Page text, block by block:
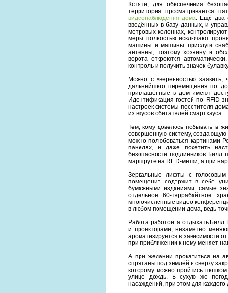
Кстати, для обеспечения
территория просматривается
видеонаблюдения дома . Ещё два
введённых в базу данных, и
метровых колоннах,
меры полностью исключают
машины и машины прислуги
антенны, поэтому хозяину и
ворота откроются
контроль и получить значок-
Можно с уверенностью
дальнейшего перемещения по
приглашённые в дом имеют
Идентификация гостей по RFID-
настроек системы посетителя
из вкусов обитателей смартхауса.
Тем, кому довелось побывать в
совершенную систему, создающую
можно полюбоваться картинами
панелях, и даже посетить
безопасности подлинников Билл
маршруте на RFID-метки, а при
Зеркальные лифты с
помещение содержит в себе
бумажными изданиями: самые
отдельное 60-террабайтное
многочисленные видео-
в любом помещении дома, ведь
Работа работой, а отдыхать Билл
и проекторами, незаметно
ароматизируется в зависимости
при приближении к нему меняет
А при желании прокатиться на
спрятаны под землёй и сверху
которому можно пройтись
улице дождь. В сухую же
насаждений, при этом для каждого